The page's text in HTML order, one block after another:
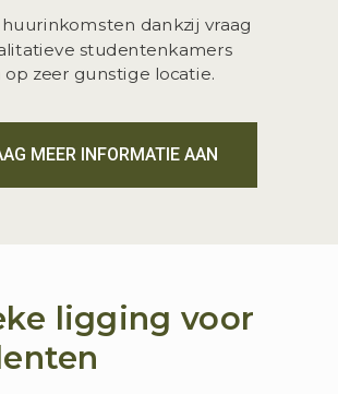
dankzij vraag
studentenkamers
op zeer gunstige locatie.
MEER INFORMATIE AAN
ligging voor